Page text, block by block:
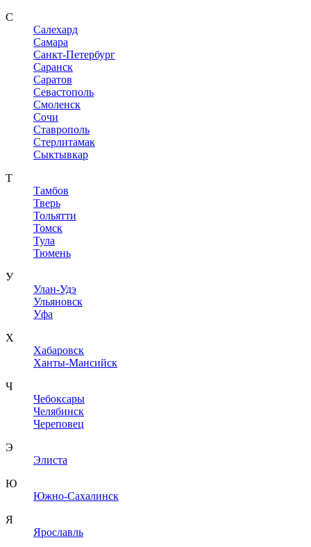
С
Салехард
Самара
Санкт-Петербург
Саранск
Саратов
Севастополь
Смоленск
Сочи
Ставрополь
Стерлитамак
Сыктывкар
Т
Тамбов
Тверь
Тольятти
Томск
Тула
Тюмень
У
Улан-Удэ
Ульяновск
Уфа
Х
Хабаровск
Ханты-Мансийск
Ч
Чебоксары
Челябинск
Череповец
Э
Элиста
Ю
Южно-Сахалинск
Я
Ярославль